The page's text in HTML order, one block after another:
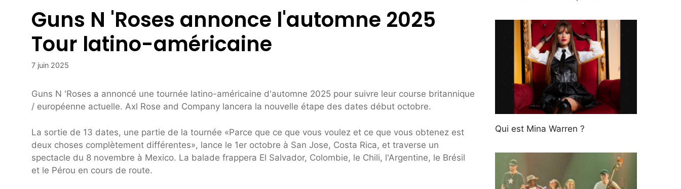
Guns N 'Roses annonce l'automne 2025
Tour latino-américaine
7 juin 2025
Guns N 'Roses a annoncé une tournée latino-américaine d'automne 2025 pour suivre leur course britannique
/ européenne actuelle. Axl Rose and Company lancera la nouvelle étape des dates début octobre.
La sortie de 13 dates, une partie de la tournée «Parce que ce que vous voulez et ce que vous obtenez est
deux choses complètement différentes», lance le 1er octobre à San Jose, Costa Rica, et traverse un
spectacle du 8 novembre à Mexico. La balade frappera El Salvador, Colombie, le Chili, l'Argentine, le Brésil
et le Pérou en cours de route.
Qui est Mina Warren ?